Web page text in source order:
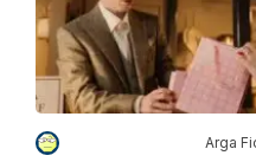
Arga